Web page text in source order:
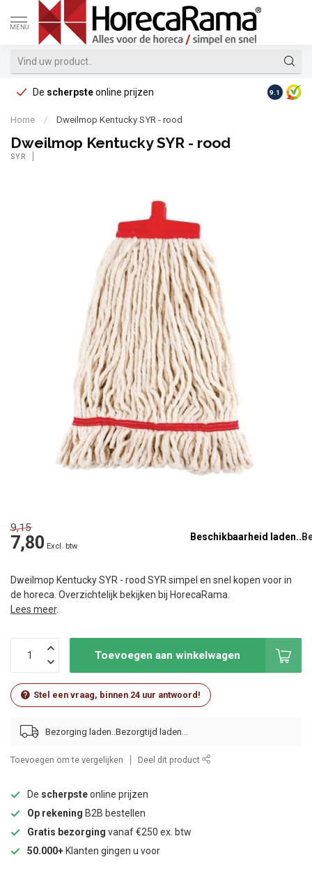
MENU
De scherpsteonline prijzen Op
9.1
Home / Dweilmop Kentucky SYR - rood
Dweilmop Kentucky SYR - rood
SYR
9,15
7,80 Excl. btw
Beschikbaarheid laden..
Dweilmop Kentucky SYR - rood SYR simpel en snel kopen voor in
de horeca. Overzichtelijk bekijken bij HorecaRama.
Lees meer.
Toevoegen aan winkelwagen
Stel een vraag, binnen 24 uur antwoord!
Bezorging laden..
Toevoegen om te vergelijken Deel dit product
De scherpsteonline prijzen
Op rekening B2B bestellen
Gratis bezorging vanaf €250 ex. btw
50.000+ Klanten gingen u voor